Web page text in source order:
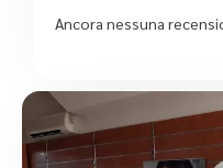
Ancora nessuna